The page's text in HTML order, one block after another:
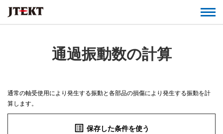
通過振動数の計算
通常の軸受使用により発生する振動と各部品の損傷により発生する振動を計
算します。
list_alt 保存した条件を使う